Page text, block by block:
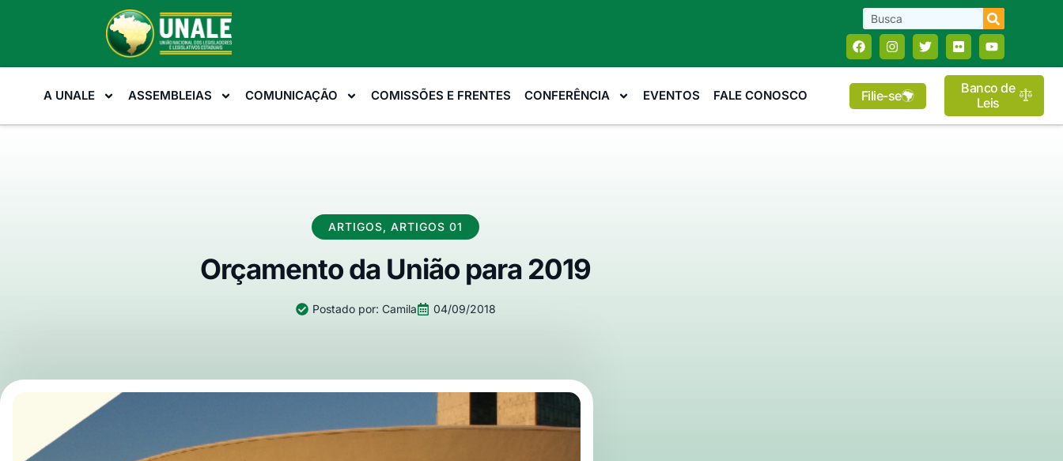
A UNALE ASSEMBLEIAS COMUNICAÇÃO COMISSÕES E FRENTES CONFERÊNCIA EVENTOS FALE CONOSCO Filie-se
Banco de
Leis
ARTIGOS, ARTIGOS 01
Orçamento da União para 2019
Postado por: Camila 04/09/2018